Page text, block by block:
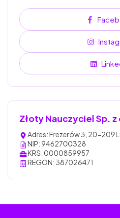
Złoty Nauczyciel Sp. z
Adres: Frezerów 3, 20-209
NIP: 9462700328
KRS: 0000859957
REGON: 387026471